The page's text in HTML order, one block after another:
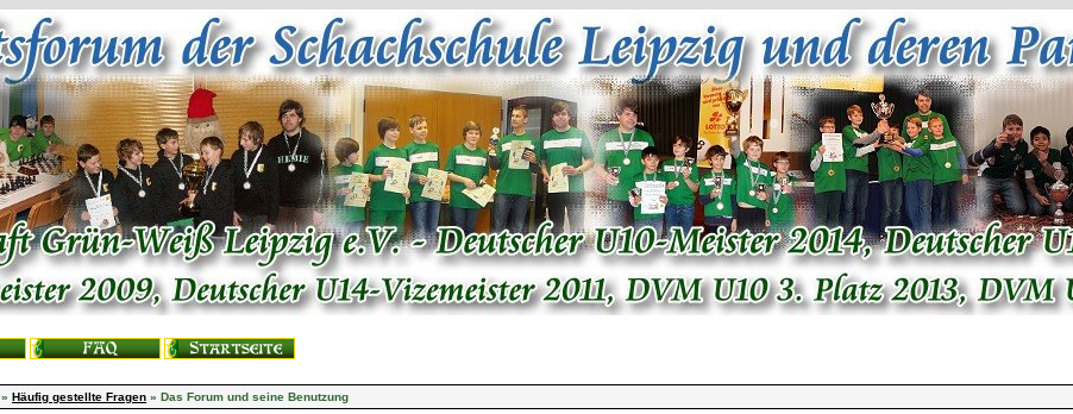
» Häufig gestellte Fragen » Das Forum und seine Benutzung